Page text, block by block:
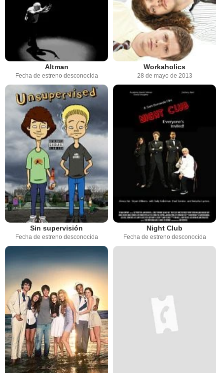
Altman
Fecha de estreno desconocida
Workaholics
28 de mayo de 2013
Sin supervisión
Fecha de estreno desconocida
Night Club
Fecha de estreno desconocida